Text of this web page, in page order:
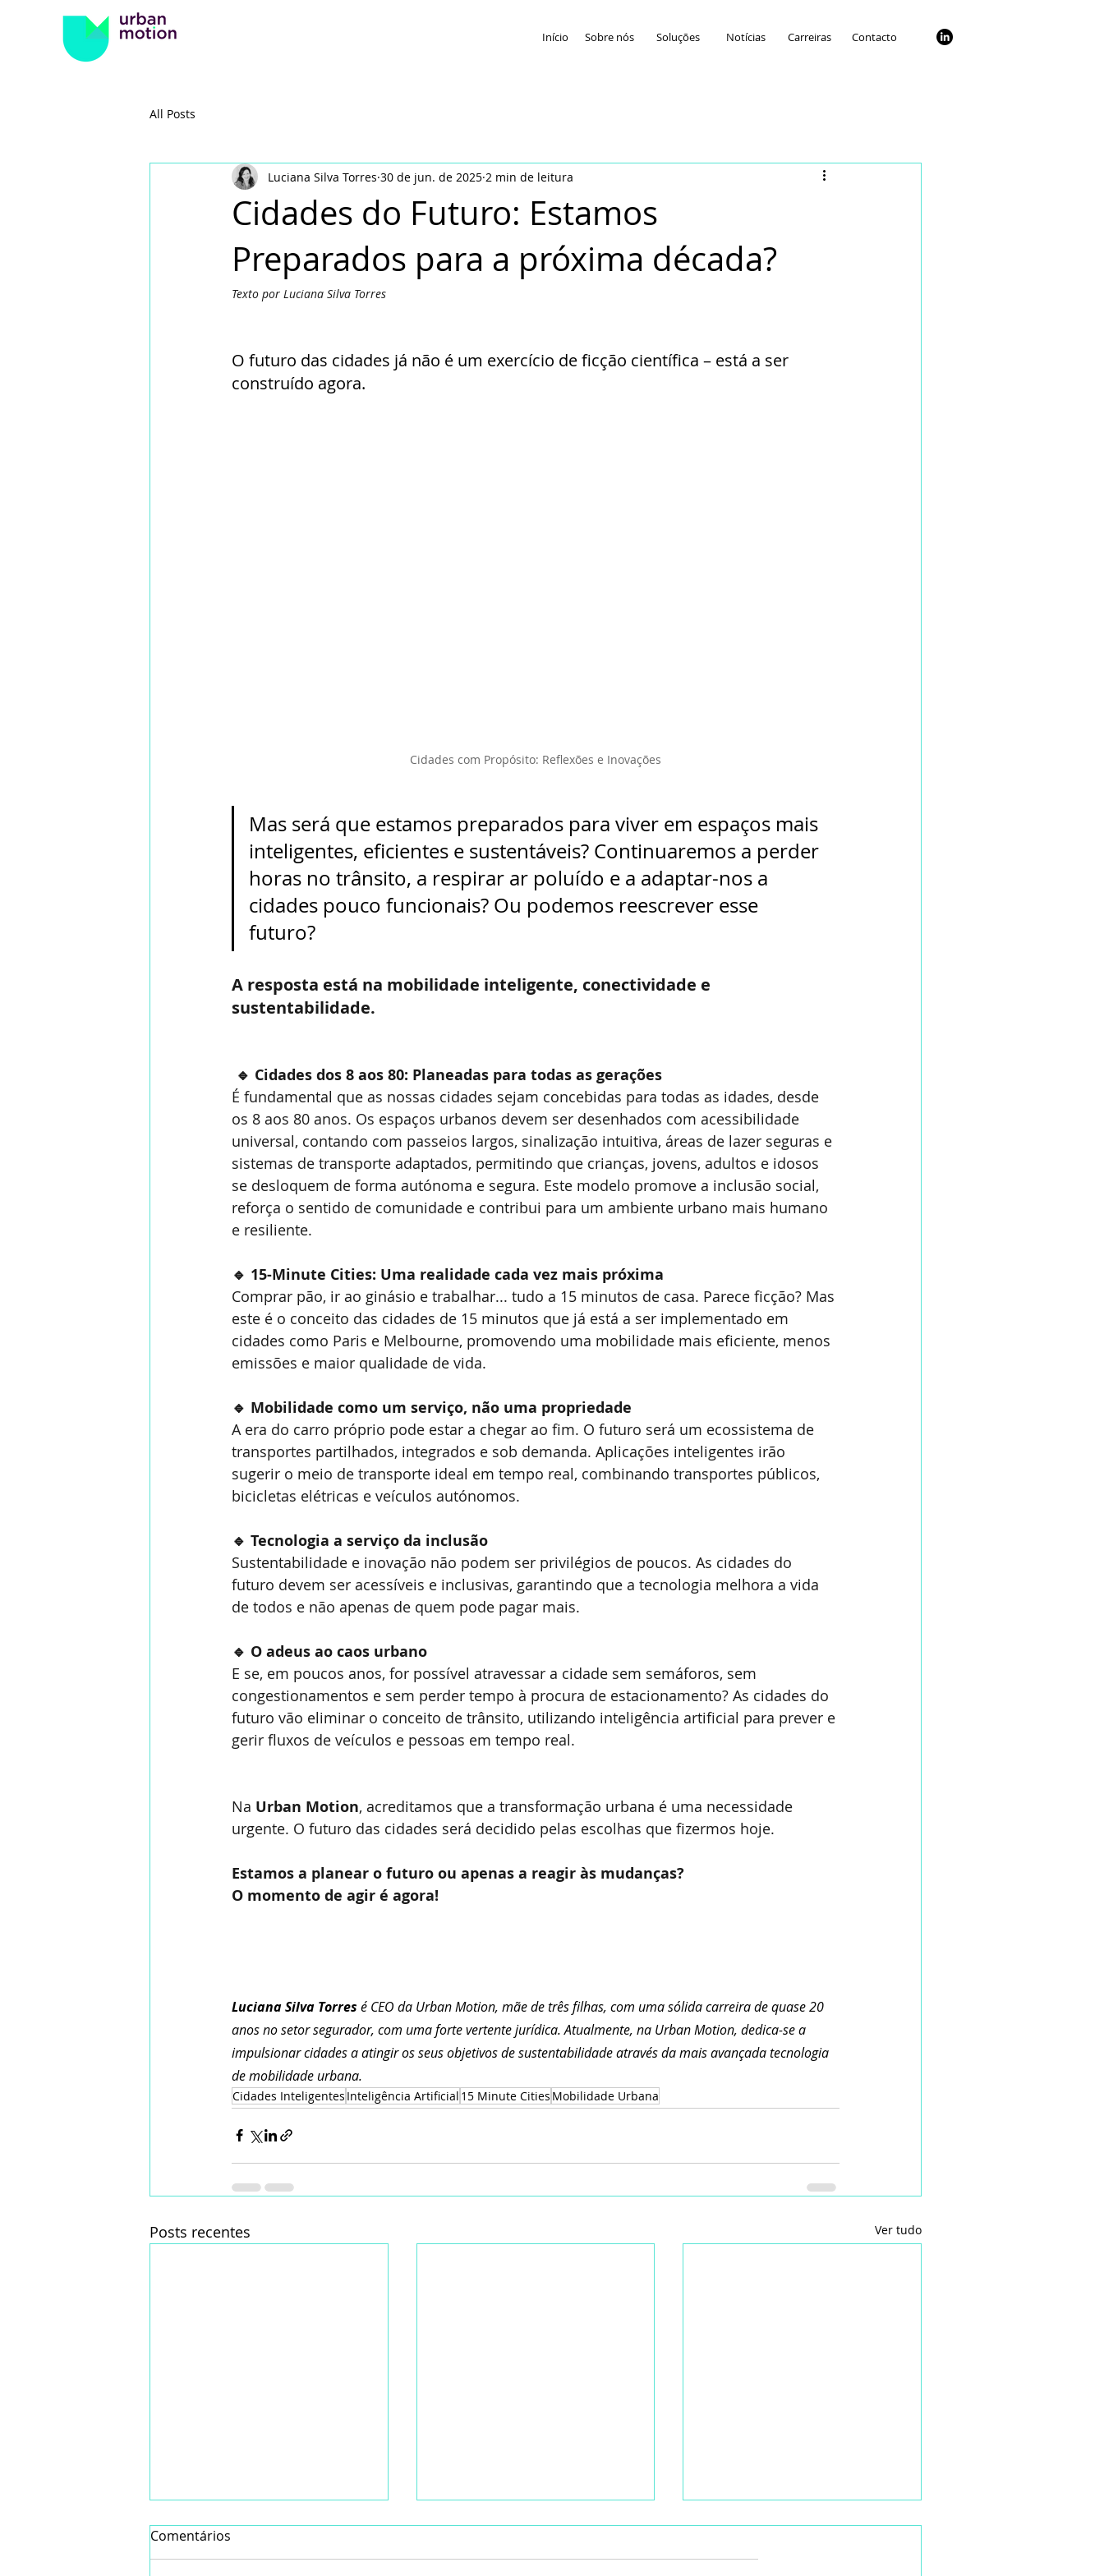
Início Sobre nós Soluções Notícias Carreiras Contacto
All Posts
Cidades do Futuro: Estamos
Preparados para a próxima década?
Luciana Silva Torres 30 de jun. de 2025 2 min de leitura
Texto por Luciana Silva Torres
O futuro das cidades já não é um exercício de ficção científica – está a ser
construído agora.
Cidades com Propósito: Reflexões e Inovações
Mas será que estamos preparados para viver em espaços mais
inteligentes, eficientes e sustentáveis? Continuaremos a perder
horas no trânsito, a respirar ar poluído e a adaptar-nos a
cidades pouco funcionais? Ou podemos reescrever esse
futuro?
A resposta está na mobilidade inteligente, conectividade e
sustentabilidade.
🔹 Cidades dos 8 aos 80: Planeadas para todas as gerações
É fundamental que as nossas cidades sejam concebidas para todas as idades, desde
os 8 aos 80 anos. Os espaços urbanos devem ser desenhados com acessibilidade
universal, contando com passeios largos, sinalização intuitiva, áreas de lazer seguras e
sistemas de transporte adaptados, permitindo que crianças, jovens, adultos e idosos
se desloquem de forma autónoma e segura. Este modelo promove a inclusão social,
reforça o sentido de comunidade e contribui para um ambiente urbano mais humano
e resiliente.
🔹 15-Minute Cities: Uma realidade cada vez mais próxima
Comprar pão, ir ao ginásio e trabalhar... tudo a 15 minutos de casa. Parece ficção? Mas
este é o conceito das cidades de 15 minutos que já está a ser implementado em
cidades como Paris e Melbourne, promovendo uma mobilidade mais eficiente, menos
emissões e maior qualidade de vida.
🔹 Mobilidade como um serviço, não uma propriedade
A era do carro próprio pode estar a chegar ao fim. O futuro será um ecossistema de
transportes partilhados, integrados e sob demanda. Aplicações inteligentes irão
sugerir o meio de transporte ideal em tempo real, combinando transportes públicos,
bicicletas elétricas e veículos autónomos.
🔹 Tecnologia a serviço da inclusão
Sustentabilidade e inovação não podem ser privilégios de poucos. As cidades do
futuro devem ser acessíveis e inclusivas, garantindo que a tecnologia melhora a vida
de todos e não apenas de quem pode pagar mais.
🔹 O adeus ao caos urbano
E se, em poucos anos, for possível atravessar a cidade sem semáforos, sem
congestionamentos e sem perder tempo à procura de estacionamento? As cidades do
futuro vão eliminar o conceito de trânsito, utilizando inteligência artificial para prever e
gerir fluxos de veículos e pessoas em tempo real.
Na Urban Motion, acreditamos que a transformação urbana é uma necessidade
urgente. O futuro das cidades será decidido pelas escolhas que fizermos hoje.
Estamos a planear o futuro ou apenas a reagir às mudanças?
O momento de agir é agora!
Luciana Silva Torres é CEO da Urban Motion, mãe de três filhas, com uma sólida carreira de quase 20
anos no setor segurador, com uma forte vertente jurídica. Atualmente, na Urban Motion, dedica-se a
impulsionar cidades a atingir os seus objetivos de sustentabilidade através da mais avançada tecnologia
de mobilidade urbana.
Cidades Inteligentes Inteligência Artificial 15 Minute Cities Mobilidade Urbana
Posts recentes Ver tudo
Comentários